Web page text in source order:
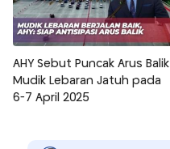
AHY Sebut Puncak Arus Balik
Mudik Lebaran Jatuh pada
6-7 April 2025